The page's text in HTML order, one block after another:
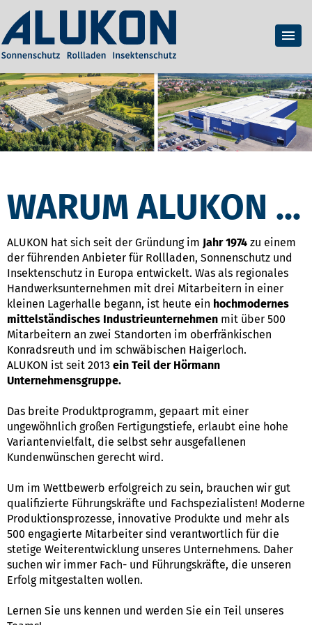
WARUM ALUKON ...
ALUKON hat sich seit der Gründung im Jahr 1974 zu einem
der führenden Anbieter für Rollladen, Sonnenschutz und
Insektenschutz in Europa entwickelt. Was als regionales
Handwerksunternehmen mit drei Mitarbeitern in einer
kleinen Lagerhalle begann, ist heute ein hochmodernes
mittelständisches Industrieunternehmen mit über 500
Mitarbeitern an zwei Standorten im oberfränkischen
Konradsreuth und im schwäbischen Haigerloch.
ALUKON ist seit 2013 ein Teil der Hörmann
Unternehmensgruppe.
Das breite Produktprogramm, gepaart mit einer
ungewöhnlich großen Fertigungstiefe, erlaubt eine hohe
Variantenvielfalt, die selbst sehr ausgefallenen
Kundenwünschen gerecht wird.
Um im Wettbewerb erfolgreich zu sein, brauchen wir gut
qualifizierte Führungskräfte und Fachspezialisten! Moderne
Produktionsprozesse, innovative Produkte und mehr als
500 engagierte Mitarbeiter sind verantwortlich für die
stetige Weiterentwicklung unseres Unternehmens. Daher
suchen wir immer Fach- und Führungskräfte, die unseren
Erfolg mitgestalten wollen.
Lernen Sie uns kennen und werden Sie ein Teil unseres